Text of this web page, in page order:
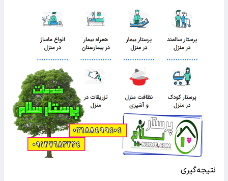
نتیجه‌گیری